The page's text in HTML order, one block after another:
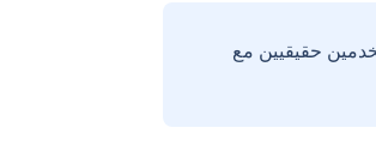
حقيقيين مع